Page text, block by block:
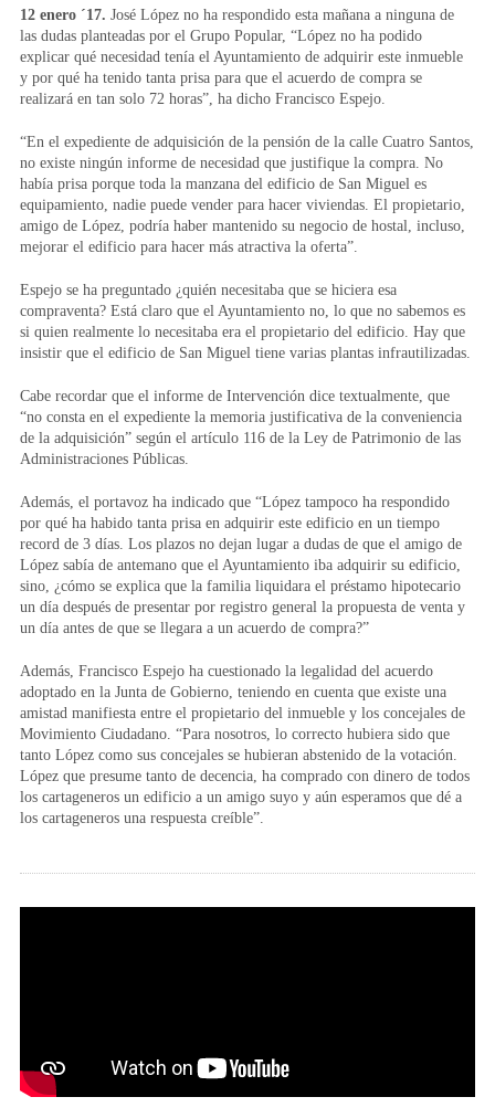
12 enero ´17. José López no ha respondido esta mañana a ninguna de
las dudas planteadas por el Grupo Popular, “López no ha podido
explicar qué necesidad tenía el Ayuntamiento de adquirir este inmueble
y por qué ha tenido tanta prisa para que el acuerdo de compra se
realizará en tan solo 72 horas”, ha dicho Francisco Espejo.
“En el expediente de adquisición de la pensión de la calle Cuatro Santos,
no existe ningún informe de necesidad que justifique la compra. No
había prisa porque toda la manzana del edificio de San Miguel es
equipamiento, nadie puede vender para hacer viviendas. El propietario,
amigo de López, podría haber mantenido su negocio de hostal, incluso,
mejorar el edificio para hacer más atractiva la oferta”.
Espejo se ha preguntado ¿quién necesitaba que se hiciera esa
compraventa? Está claro que el Ayuntamiento no, lo que no sabemos es
si quien realmente lo necesitaba era el propietario del edificio. Hay que
insistir que el edificio de San Miguel tiene varias plantas infrautilizadas.
Cabe recordar que el informe de Intervención dice textualmente, que
“no consta en el expediente la memoria justificativa de la conveniencia
de la adquisición” según el artículo 116 de la Ley de Patrimonio de las
Administraciones Públicas.
Además, el portavoz ha indicado que “López tampoco ha respondido
por qué ha habido tanta prisa en adquirir este edificio en un tiempo
record de 3 días. Los plazos no dejan lugar a dudas de que el amigo de
López sabía de antemano que el Ayuntamiento iba adquirir su edificio,
sino, ¿cómo se explica que la familia liquidara el préstamo hipotecario
un día después de presentar por registro general la propuesta de venta y
un día antes de que se llegara a un acuerdo de compra?”
Además, Francisco Espejo ha cuestionado la legalidad del acuerdo
adoptado en la Junta de Gobierno, teniendo en cuenta que existe una
amistad manifiesta entre el propietario del inmueble y los concejales de
Movimiento Ciudadano. “Para nosotros, lo correcto hubiera sido que
tanto López como sus concejales se hubieran abstenido de la votación.
López que presume tanto de decencia, ha comprado con dinero de todos
los cartageneros un edificio a un amigo suyo y aún esperamos que dé a
los cartageneros una respuesta creíble”.